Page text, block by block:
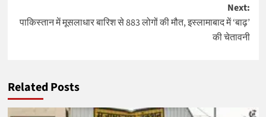
Next:
पाकिस्तान में मूसलाधार बारिश से 883 लोगों की मौत, इस्लामाबाद में ‘बाढ़’
की चेतावनी
Related Posts